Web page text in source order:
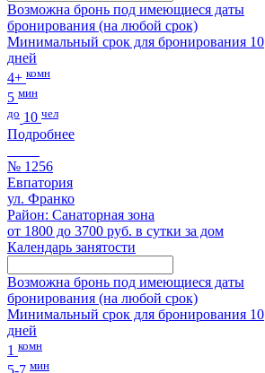
Возможна бронь под имеющиеся даты
бронирования (на любой срок)
Минимальный срок для бронирования 10
дней
4+ комн
5 мин
до 10 чел
Подробнее
№ 1256
Евпатория
ул. Франко
Район: Санаторная зона
от 1800 до 3700 руб. в сутки за дом
Календарь занятости
Возможна бронь под имеющиеся даты
бронирования (на любой срок)
Минимальный срок для бронирования 10
дней
1 комн
мин